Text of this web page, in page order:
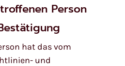
Person
hat das vom
und